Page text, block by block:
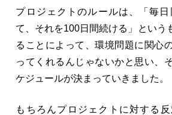
プロジェクトのルールは、「毎
て、それを100日間続ける」という
ることによって、環境問題に関心
ってくれるんじゃないかと思い、
ケジュールが決まっていきました。
もちろんプロジェクトに対する